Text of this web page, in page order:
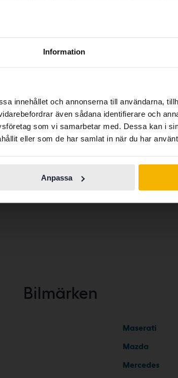
Information
innehållet och annonserna till användarna,
även sådana identifierare och
som vi samarbetar med. Dessa kan i
eller som de har samlat in när du har
Anpassa
oss kan du känna dig trygg i att den är
kan provköra din nyinköpta bil i lugn och
allt.
du hittat rätt. Vi på Kvdbil tar hand om hela
vi bilen samt tvättar, fotograferar och
på din begagnade Hyundaihär.
Hyundai I40
Hyundai Kona
Bilmärken
Maserati
Mazda
Mercedes
language
Swedish. To better service our friends
an English language site (kvdcars.com) that
same vehicles and services.
in